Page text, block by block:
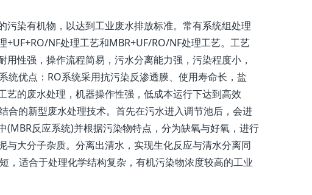
染有机物，以达到工业废水排放标准。常有系统组处理
NF处理工艺和MBR+UF/RO/NF处理工艺。工艺
性强，操作流程简易，污水分离能力强，污染程度小，
统优点：RO系统采用抗污染反渗透膜、使用寿命长，盐
的废水处理，机器操作性强，低成本运行下达到高效
合的新型废水处理技术。首先在污水进入调节池后，会进
反应系统)并根据污染物特点，分为缺氧与好氧，进行
大分子杂质。分离出清水，实现生化反应与清水分离同
，适合于处理化学结构复杂，有机污染物浓度较高的工业